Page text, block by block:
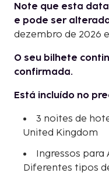
Note que esta
e pode ser
dezembro de 2026
O seu bilhete
confirmada.
Está incluído no
3 noites de
United Kingdom
Ingressos para
Diferentes tipos